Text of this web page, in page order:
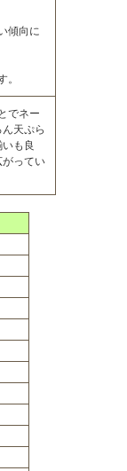
傾向に
。
でネー
天ぷら
も良
がってい